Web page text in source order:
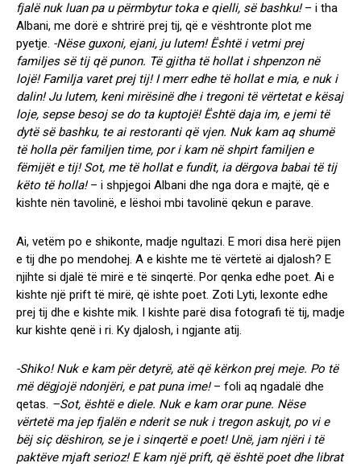
fjalë nuk luan pa u përmbytur toka e qielli, së bashku!– i tha
Albani, me dorë e shtrirë prej tij, që e vështronte plot me
pyetje. -Nëse guxoni, ejani, ju lutem! Është i vetmi prej
familjes së tij që punon. Të gjitha të hollat i shpenzon në
lojë! Familja varet prej tij! I merr edhe të hollat e mia, e nuk i
dalin! Ju lutem, keni mirësinë dhe i tregoni të vërtetat e kësaj
loje, sepse besoj se do ta kuptojë! Është daja im, e jemi të
dytë së bashku, te ai restoranti që vjen. Nuk kam aq shumë
të holla për familjen time, por i kam në shpirt familjen e
fëmijët e tij! Sot, me të hollat e fundit, ia dërgova babai të tij
këto të holla!– i shpjegoi Albani dhe nga dora e majtë, që e
kishte nën tavolinë, e lëshoi mbi tavolinë qekun e parave.
Ai, vetëm po e shikonte, madje ngultazi. E mori disa herë pijen
e tij dhe po mendohej. A e kishte me të vërtetë ai djalosh? E
njihte si djalë të mirë e të sinqertë. Por qenka edhe poet. Ai e
kishte një prift të mirë, që ishte poet. Zoti Lyti, lexonte edhe
prej tij dhe e kishte mik. I kishte parë disa fotografi të tij, madje
kur kishte qenë i ri. Ky djalosh, i ngjante atij.
-Shiko! Nuk e kam për detyrë, atë që kërkon prej meje. Po të
më dëgjojë ndonjëri, e pat puna ime!– foli aq ngadalë dhe
qetas. –Sot, është e diele. Nuk e kam orar pune. Nëse
vërtetë ma jep fjalën e nderit se nuk i tregon askujt, po vi e
bëj siç dëshiron, se je i sinqertë e poet! Unë, jam njëri i të
paktëve mjaft serioz! E kam një prift, që është poet dhe librat